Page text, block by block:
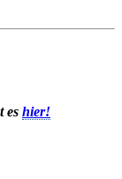
es hier!